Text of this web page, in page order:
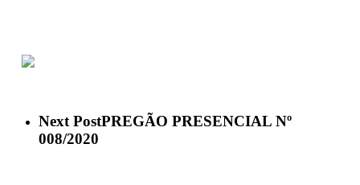
Next PostPREGÃO PRESENCIAL Nº
008/2020